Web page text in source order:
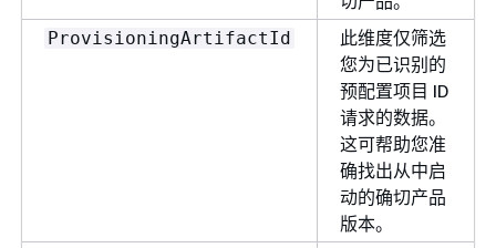
ProvisioningArtifactId
此维度仅筛选
您为已识别的
预配置项目 ID
请求的数据。
这可帮助您准
确找出从中启
动的确切产品
版本。